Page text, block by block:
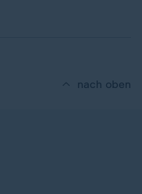
nach oben